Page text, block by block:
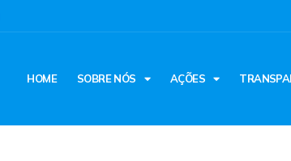
HOME SOBRE NÓS AÇÕES